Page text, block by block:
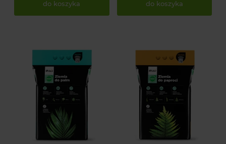
do koszyka do koszyka